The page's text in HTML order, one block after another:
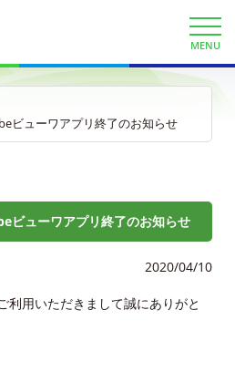
MENU
ビューワアプリ終了のお知らせ
ビューワアプリ終了のお知らせ
2020/04/10
利用いただきまして誠にありがと